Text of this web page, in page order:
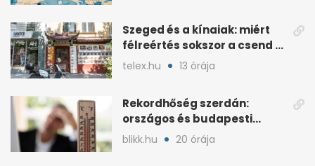
Szeged és a kínaiak: miért
félreértés sokszor a csend a
hétköznapokban?
telex.hu 13 órája
Rekordhőség szerdán:
országos és budapesti
melegcsúcsok dőltek meg
blikk.hu 20 órája